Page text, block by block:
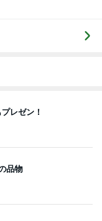
レゼン！
品物